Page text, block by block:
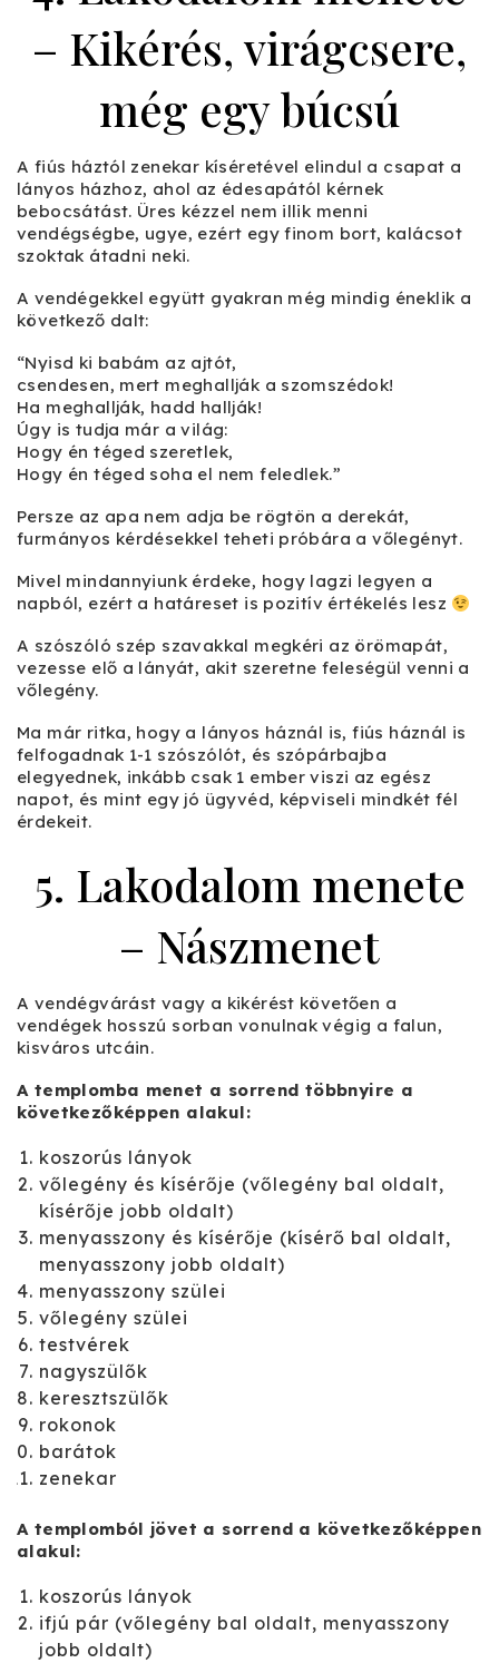
– Kikérés, virágcsere,
még egy búcsú
A fiús háztól zenekar kíséretével elindul a csapat a
lányos házhoz, ahol az édesapától kérnek
bebocsátást. Üres kézzel nem illik menni
vendégségbe, ugye, ezért egy finom bort, kalácsot
szoktak átadni neki.
A vendégekkel együtt gyakran még mindig éneklik a
következő dalt:
“Nyisd ki babám az ajtót,
csendesen, mert meghallják a szomszédok!
Ha meghallják, hadd hallják!
Úgy is tudja már a világ:
Hogy én téged szeretlek,
Hogy én téged soha el nem feledlek.”
Persze az apa nem adja be rögtön a derekát,
furmányos kérdésekkel teheti próbára a vőlegényt.
Mivel mindannyiunk érdeke, hogy lagzi legyen a
napból, ezért a határeset is pozitív értékelés lesz
A szószóló szép szavakkal megkéri az örömapát,
vezesse elő a lányát, akit szeretne feleségül venni a
vőlegény.
Ma már ritka, hogy a lányos háznál is, fiús háznál is
felfogadnak 1-1 szószólót, és szópárbajba
elegyednek, inkább csak 1 ember viszi az egész
napot, és mint egy jó ügyvéd, képviseli mindkét fél
érdekeit.
5. Lakodalom menete
– Nászmenet
A vendégvárást vagy a kikérést követően a
vendégek hosszú sorban vonulnak végig a falun,
kisváros utcáin.
A templomba menet a sorrend többnyire a
következőképpen alakul:
koszorús lányok
vőlegény és kísérője (vőlegény bal oldalt,
kísérője jobb oldalt)
menyasszony és kísérője (kísérő bal oldalt,
menyasszony jobb oldalt)
menyasszony szülei
vőlegény szülei
testvérek
nagyszülők
keresztszülők
rokonok
barátok
zenekar
A templomból jövet a sorrend a következőképpen
alakul:
koszorús lányok
ifjú pár (vőlegény bal oldalt, menyasszony
jobb oldalt)